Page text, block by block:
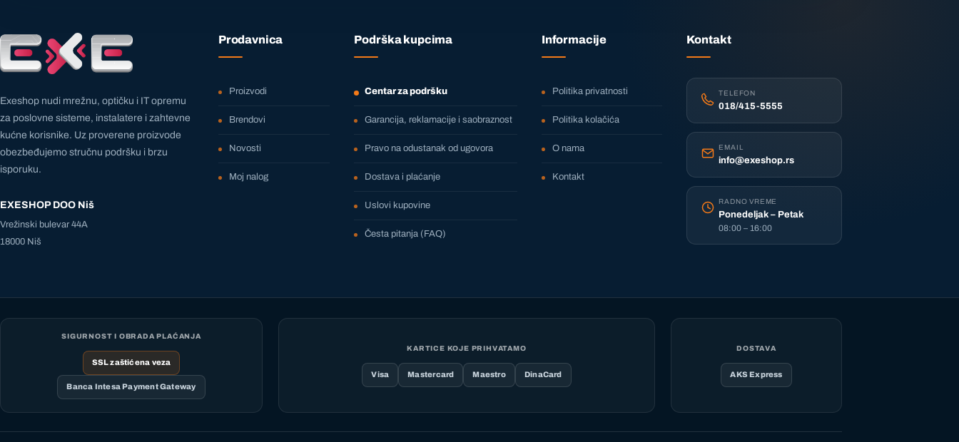
Exeshop nudi mrežnu, optičku i IT opremu
za poslovne sisteme, instalatere i zahtevne
kućne korisnike. Uz proverene proizvode
obezbeđujemo stručnu podršku i brzu
isporuku.
EXESHOP DOO Niš
Vrežinski bulevar 44A
18000 Niš
Prodavnica
Proizvodi
Brendovi
Novosti
Moj nalog
Podrška kupcima
Centar za podršku
Garancija, reklamacije i saobraznost
Pravo na odustanak od ugovora
Dostava i plaćanje
Uslovi kupovine
Česta pitanja (FAQ)
Informacije
Politika privatnosti
Politika kolačića
O nama
Kontakt
Kontakt
TELEFON
018/415-5555
EMAIL
info@exeshop.rs
RADNO VREME
Ponedeljak – Petak
08:00 – 16:00
SIGURNOST I OBRADA PLAĆANJA
SSL zaštićena veza
Banca Intesa Payment Gateway
KARTICE KOJE PRIHVATAMO
Visa Mastercard Maestro DinaCard
DOSTAVA
AKS Express